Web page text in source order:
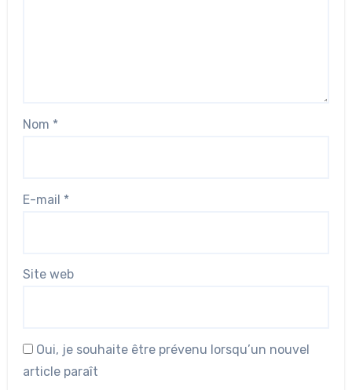
Nom *
E-mail *
Site web
Oui, je souhaite être prévenu lorsqu’un nouvel
article paraît